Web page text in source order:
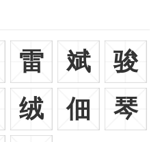
雷 斌
骏
绒 佃 琴